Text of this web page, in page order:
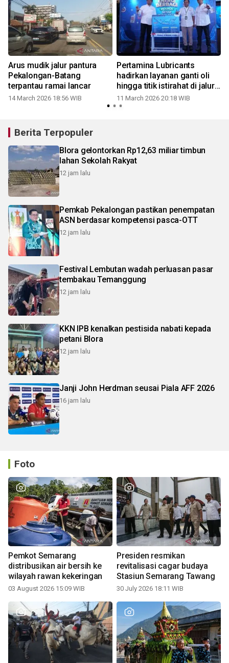
Arus mudik jalur pantura
Pekalongan-Batang
terpantau ramai lancar
14 March 2026 18:56 WIB
Pertamina Lubricants
hadirkan layanan ganti oli
hingga titik istirahat di jalur
pantura
11 March 2026 20:18 WIB
Berita Terpopuler
Blora gelontorkan Rp12,63 miliar timbun
lahan Sekolah Rakyat
12 jam lalu
Pemkab Pekalongan pastikan penempatan
ASN berdasar kompetensi pasca-OTT
12 jam lalu
Festival Lembutan wadah perluasan pasar
tembakau Temanggung
12 jam lalu
KKN IPB kenalkan pestisida nabati kepada
petani Blora
12 jam lalu
Janji John Herdman seusai Piala AFF 2026
16 jam lalu
Foto
Pemkot Semarang
distribusikan air bersih ke
wilayah rawan kekeringan
03 August 2026 15:09 WIB
Presiden resmikan
revitalisasi cagar budaya
Stasiun Semarang Tawang
30 July 2026 18:11 WIB